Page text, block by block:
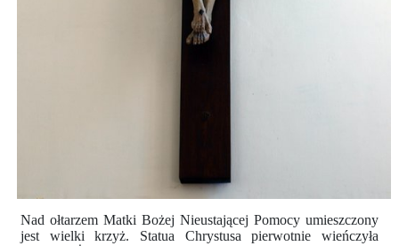
Nad ołtarzem Matki Bożej Nieustającej Pomocy umieszczony
jest wielki krzyż. Statua Chrystusa pierwotnie wieńczyła